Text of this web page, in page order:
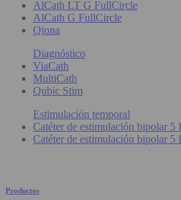
AlCath LT G FullCircle
AlCath G FullCircle
Qiona
Diagnóstico
ViaCath
MultiCath
Qubic Stim
Estimulación temporal
Catéter de estimulación bipolar
Catéter de estimulación bipolar
Productos